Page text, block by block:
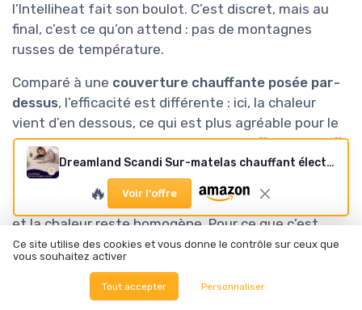
l’Intelliheat fait son boulot. C’est discret, mais au
final, c’est ce qu’on attend : pas de montagnes
russes de température.
Comparé à une couverture chauffante posée par-
dessus, l’efficacité est différente : ici, la chaleur
vient d’en dessous, ce qui est plus agréable pour le
dos et les jambes. La couverture chauffante chauffe
plus directement le dessus du corps, mais elle
bouge plus et peut se retrouver en boule. Là, le sur-
matelas reste en place, tu bouges comme tu veux,
et la chaleur reste homogène. Pour ce que c’est
censé faire – chauffer le lit de manière stable et
rapide – c’est franchement efficace.
Dreamland Scandi Sur-matelas chauffant électrique en sherpa pour lit simple - Technologie chauffante très rapide Intelliheat+ - Télécommande - 6 réglages de température et minuterie - 190 x 90 cm
🔥 Voir l'offre
Ce site utilise des cookies et vous donne le contrôle sur ceux que
vous souhaitez activer
Tout accepter Personnaliser